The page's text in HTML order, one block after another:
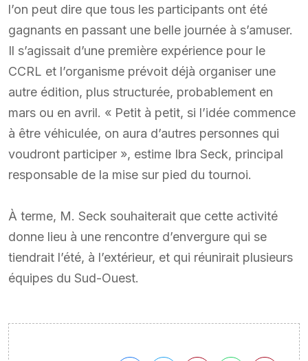
l’on peut dire que tous les participants ont été
gagnants en passant une belle journée à s’amuser.
Il s’agissait d’une première expérience pour le
CCRL et l’organisme prévoit déjà organiser une
autre édition, plus structurée, probablement en
mars ou en avril. « Petit à petit, si l’idée commence
à être véhiculée, on aura d’autres personnes qui
voudront participer », estime Ibra Seck, principal
responsable de la mise sur pied du tournoi.
À terme, M. Seck souhaiterait que cette activité
donne lieu à une rencontre d’envergure qui se
tiendrait l’été, à l’extérieur, et qui réunirait plusieurs
équipes du Sud-Ouest.